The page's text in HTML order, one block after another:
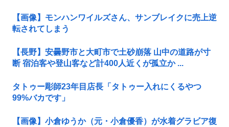
【画像】モンハンワイルズさん、サンブレイクに売上逆
転されてしまう
【長野】安曇野市と大町市で土砂崩落 山中の道路が寸
断 宿泊客や登山客など計400人近くが孤立か ...
タトゥー彫師23年目店長「タトゥー入れにくるやつ
99%バカです」
【画像】小倉ゆうか（元・小倉優香）が水着グラビア復